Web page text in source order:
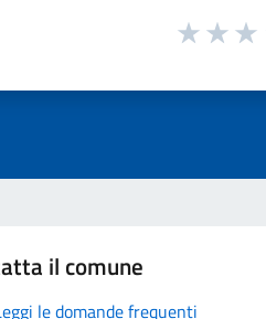
il comune
le domande frequenti